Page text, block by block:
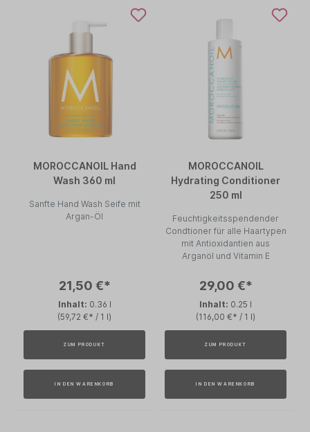
MOROCCANOIL Hand
Wash 360 ml
Sanfte Hand Wash Seife mit
Argan-Öl
21,50 €*
Inhalt: 0.36 l
(59,72 €* / 1 l)
ZUM PRODUKT
IN DEN WARENKORB
MOROCCANOIL
Hydrating Conditioner
250 ml
Feuchtigkeitsspendender
Condtioner für alle Haartypen
mit Antioxidantien aus
Arganöl und Vitamin E
29,00 €*
Inhalt: 0.25 l
(116,00 €* / 1 l)
ZUM PRODUKT
IN DEN WARENKORB